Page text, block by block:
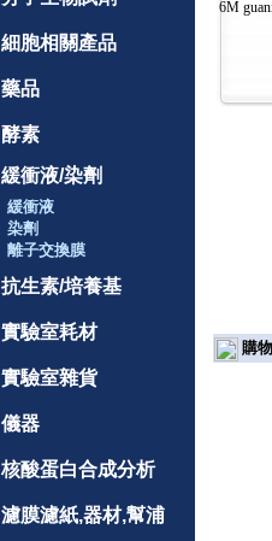
細胞相關產品
藥品
酵素
緩衝液/染劑
緩衝液
染劑
離子交換膜
抗生素/培養基
實驗室耗材
實驗室雜貨
儀器
核酸蛋白合成分析
濾膜濾紙,器材,幫浦
6M
購